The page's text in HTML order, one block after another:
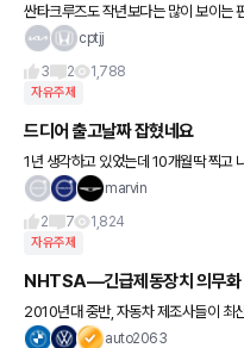
싼타크루즈도 작년보다는 많이 보이는
요! 현대 전차종 중에서도 싼타크루즈 색
cptjj
3
2 1,788
자유주제
드디어 출고날짜 잡혔네요
1년 생각하고 있었는데 10개월딱 찍고 나오네요 ㅋㅋ 12일 정도 남
marvin
2
7 1,824
자유주제
NHTSA—긴급제동장치 의무화
2010년대 중반, 자동차 제조사들이 최
차들도 곧 백업 카메라를 장착할 것이라
auto2063